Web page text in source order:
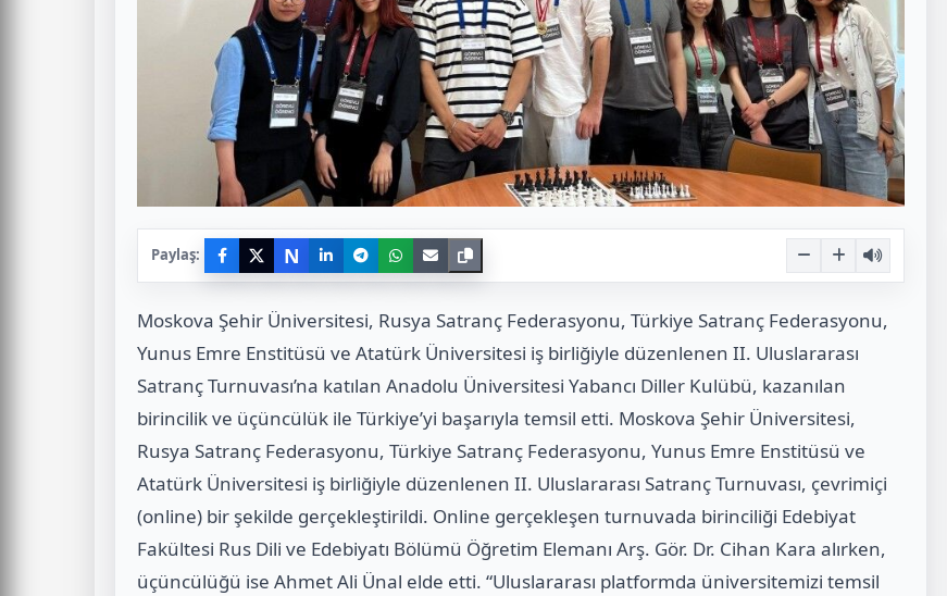
Paylaş: N
Moskova Şehir Üniversitesi, Rusya Satranç Federasyonu, Türkiye Satranç Federasyonu,
Yunus Emre Enstitüsü ve Atatürk Üniversitesi iş birliğiyle düzenlenen II. Uluslararası
Satranç Turnuvası’na katılan Anadolu Üniversitesi Yabancı Diller Kulübü, kazanılan
birincilik ve üçüncülük ile Türkiye’yi başarıyla temsil etti. Moskova Şehir Üniversitesi,
Rusya Satranç Federasyonu, Türkiye Satranç Federasyonu, Yunus Emre Enstitüsü ve
Atatürk Üniversitesi iş birliğiyle düzenlenen II. Uluslararası Satranç Turnuvası, çevrimiçi
(online) bir şekilde gerçekleştirildi. Online gerçekleşen turnuvada birinciliği Edebiyat
Fakültesi Rus Dili ve Edebiyatı Bölümü Öğretim Elemanı Arş. Gör. Dr. Cihan Kara alırken,
üçüncülüğü ise Ahmet Ali Ünal elde etti. “Uluslararası platformda üniversitemizi temsil